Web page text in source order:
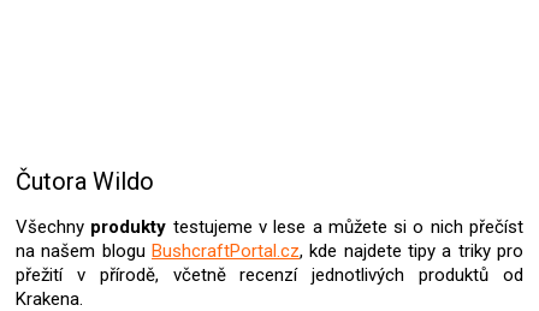
Čutora Wildo
Všechny produkty testujeme v lese a můžete si o nich přečíst
na našem blogu BushcraftPortal.cz, kde najdete tipy a triky pro
přežití v přírodě, včetně recenzí jednotlivých produktů od
Krakena.